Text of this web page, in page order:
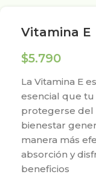
Vitamina E
$5.790
La Vitamina E
esencial que
protegerse del
bienestar
manera más
absorción y
beneficios